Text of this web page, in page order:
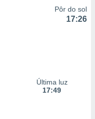
Pôr do sol
17:26
Última luz
17:49